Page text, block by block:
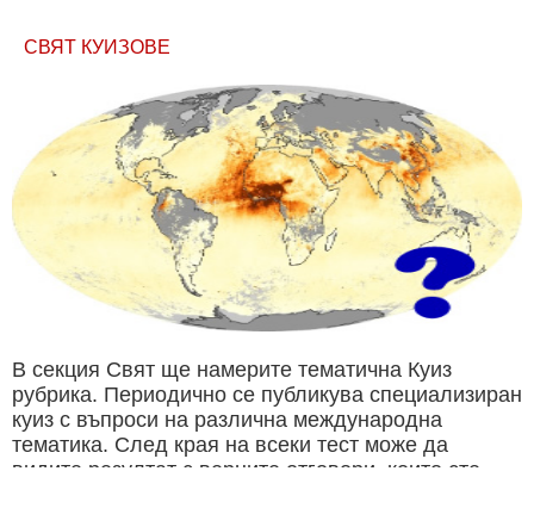
СВЯТ КУИЗОВЕ
В секция Свят ще намерите тематична Куиз
рубрика. Периодично се публикува специализиран
куиз с въпроси на различна международна
тематика. След края на всеки тест може да
видите резултат с верните отговори, които сте